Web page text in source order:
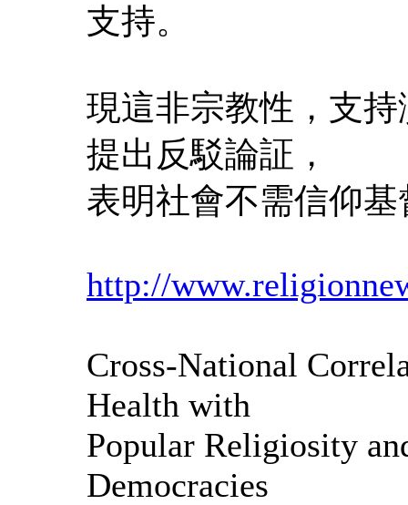
支持。
現這非宗教性，支
提出反駁論証，
表明社會不需信仰
http://
Cross-National
Health with
Popular Religiosity
Democracies